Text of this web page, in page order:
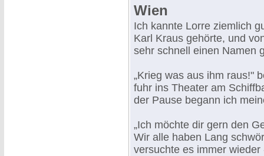
Wien
Ich kannte Lorre ziemlich
Karl Kraus gehörte, und
sehr schnell einen Namen
„Krieg was aus ihm raus!"
fuhr ins Theater am
der Pause begann ich
„Ich möchte dir gern den
Wir alle haben Lang
versuchte es immer wieder